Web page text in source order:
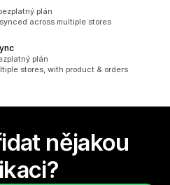
plán
across multiple stores
plán
stores, with product & orders
nějakou